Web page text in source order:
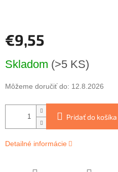
€9,55
cena:
Skladom (>5 KS)
Môžeme doručiť do: 12.8.2026
Pridať do košíka
Detailné informácie